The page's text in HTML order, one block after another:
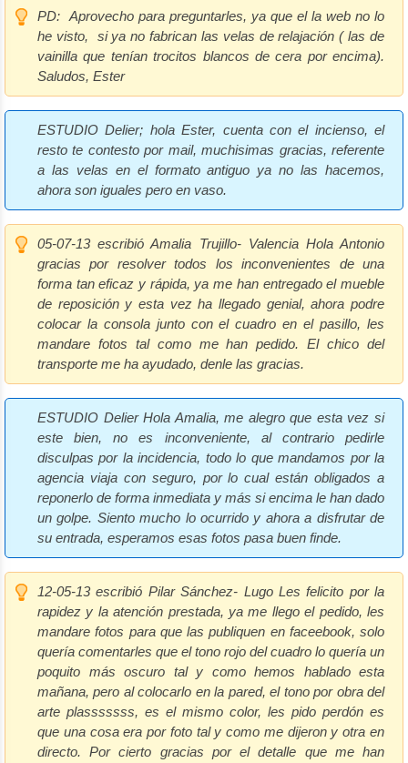
PD: Aprovecho para preguntarles, ya que el la web no lo
he visto, si ya no fabrican las velas de relajación ( las de
vainilla que tenían trocitos blancos de cera por encima).
Saludos, Ester
ESTUDIO Delier; hola Ester, cuenta con el incienso, el
resto te contesto por mail, muchisimas gracias, referente
a las velas en el formato antiguo ya no las hacemos,
ahora son iguales pero en vaso.
05-07-13 escribió Amalia Trujillo- Valencia Hola Antonio
gracias por resolver todos los inconvenientes de una
forma tan eficaz y rápida, ya me han entregado el mueble
de reposición y esta vez ha llegado genial, ahora podre
colocar la consola junto con el cuadro en el pasillo, les
mandare fotos tal como me han pedido. El chico del
transporte me ha ayudado, denle las gracias.
ESTUDIO DelierHola Amalia, me alegro que esta vez si
este bien, no es inconveniente, al contrario pedirle
disculpas por la incidencia, todo lo que mandamos por la
agencia viaja con seguro, por lo cual están obligados a
reponerlo de forma inmediata y más si encima le han dado
un golpe. Siento mucho lo ocurrido y ahora a disfrutar de
su entrada, esperamos esas fotos pasa buen finde.
12-05-13 escribió Pilar Sánchez- Lugo Les felicito por la
rapidez y la atención prestada, ya me llego el pedido, les
mandare fotos para que las publiquen en faceebook, solo
quería comentarles que el tono rojo del cuadro lo quería un
poquito más oscuro tal y como hemos hablado esta
mañana, pero al colocarlo en la pared, el tono por obra del
arte plasssssss, es el mismo color, les pido perdón es
que una cosa era por foto tal y como me dijeron y otra en
directo. Por cierto gracias por el detalle que me han